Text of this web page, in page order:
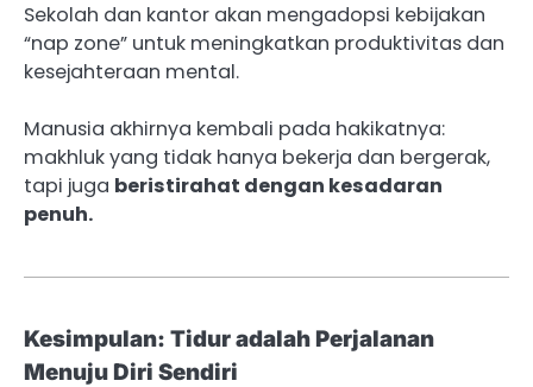
Sekolah dan kantor akan mengadopsi kebijakan
“nap zone” untuk meningkatkan produktivitas dan
kesejahteraan mental.
Manusia akhirnya kembali pada hakikatnya:
makhluk yang tidak hanya bekerja dan bergerak,
tapi juga beristirahat dengan kesadaran
penuh.
Kesimpulan: Tidur adalah Perjalanan
Menuju Diri Sendiri